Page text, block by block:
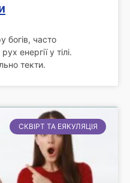
богів, часто
енергії у тілі.
текти.
СКВІРТ ТА ЕЯКУЛЯЦІЯ